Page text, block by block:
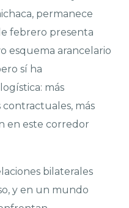
permanece
febrero presenta
esquema arancelario
sí ha
más
más
en este corredor
bilaterales
y en un mundo